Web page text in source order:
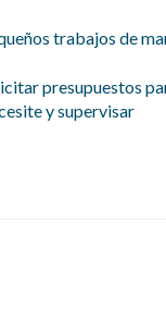
trabajos de
presupuestos
y supervisar